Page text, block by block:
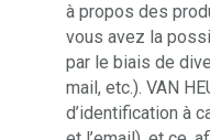
à propos des
vous avez la
par le biais de
mail, etc.). VAN
d’identification à